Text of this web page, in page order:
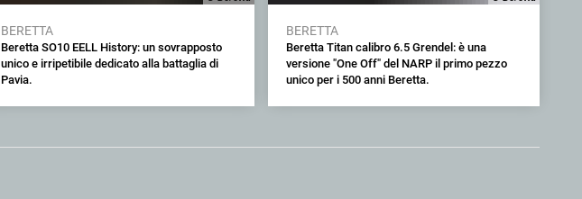
BERETTA
Beretta SO10 EELL History: un sovrapposto
unico e irripetibile dedicato alla battaglia di
Pavia.
BERETTA
Beretta Titan calibro 6.5 Grendel: è una
versione "One Off" del NARP il primo pezzo
unico per i 500 anni Beretta.